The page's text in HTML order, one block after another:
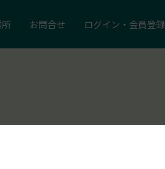
お問合せ ログイン・会員登録